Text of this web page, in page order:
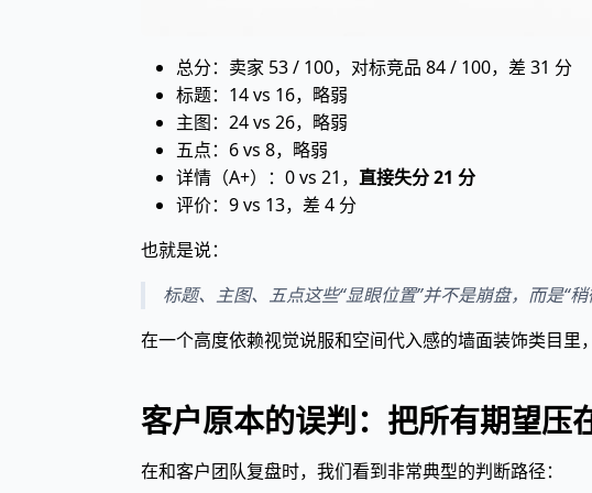
总分：卖家 53 / 100，对标竞品 84 / 100，差 31 分
标题：14 vs 16，略弱
主图：24 vs 26，略弱
五点：6 vs 8，略弱
详情（A+）：0 vs 21， 直接失分 21 分
评价：9 vs 13，差 4 分
也就是说：
标题、主图、五点这些“显眼位置”并不是崩盘，而是“
在一个高度依赖视觉说服和空间代入感的墙面装饰类目里
客户原本的误判：把所有期望压
在和客户团队复盘时，我们看到非常典型的判断路径：